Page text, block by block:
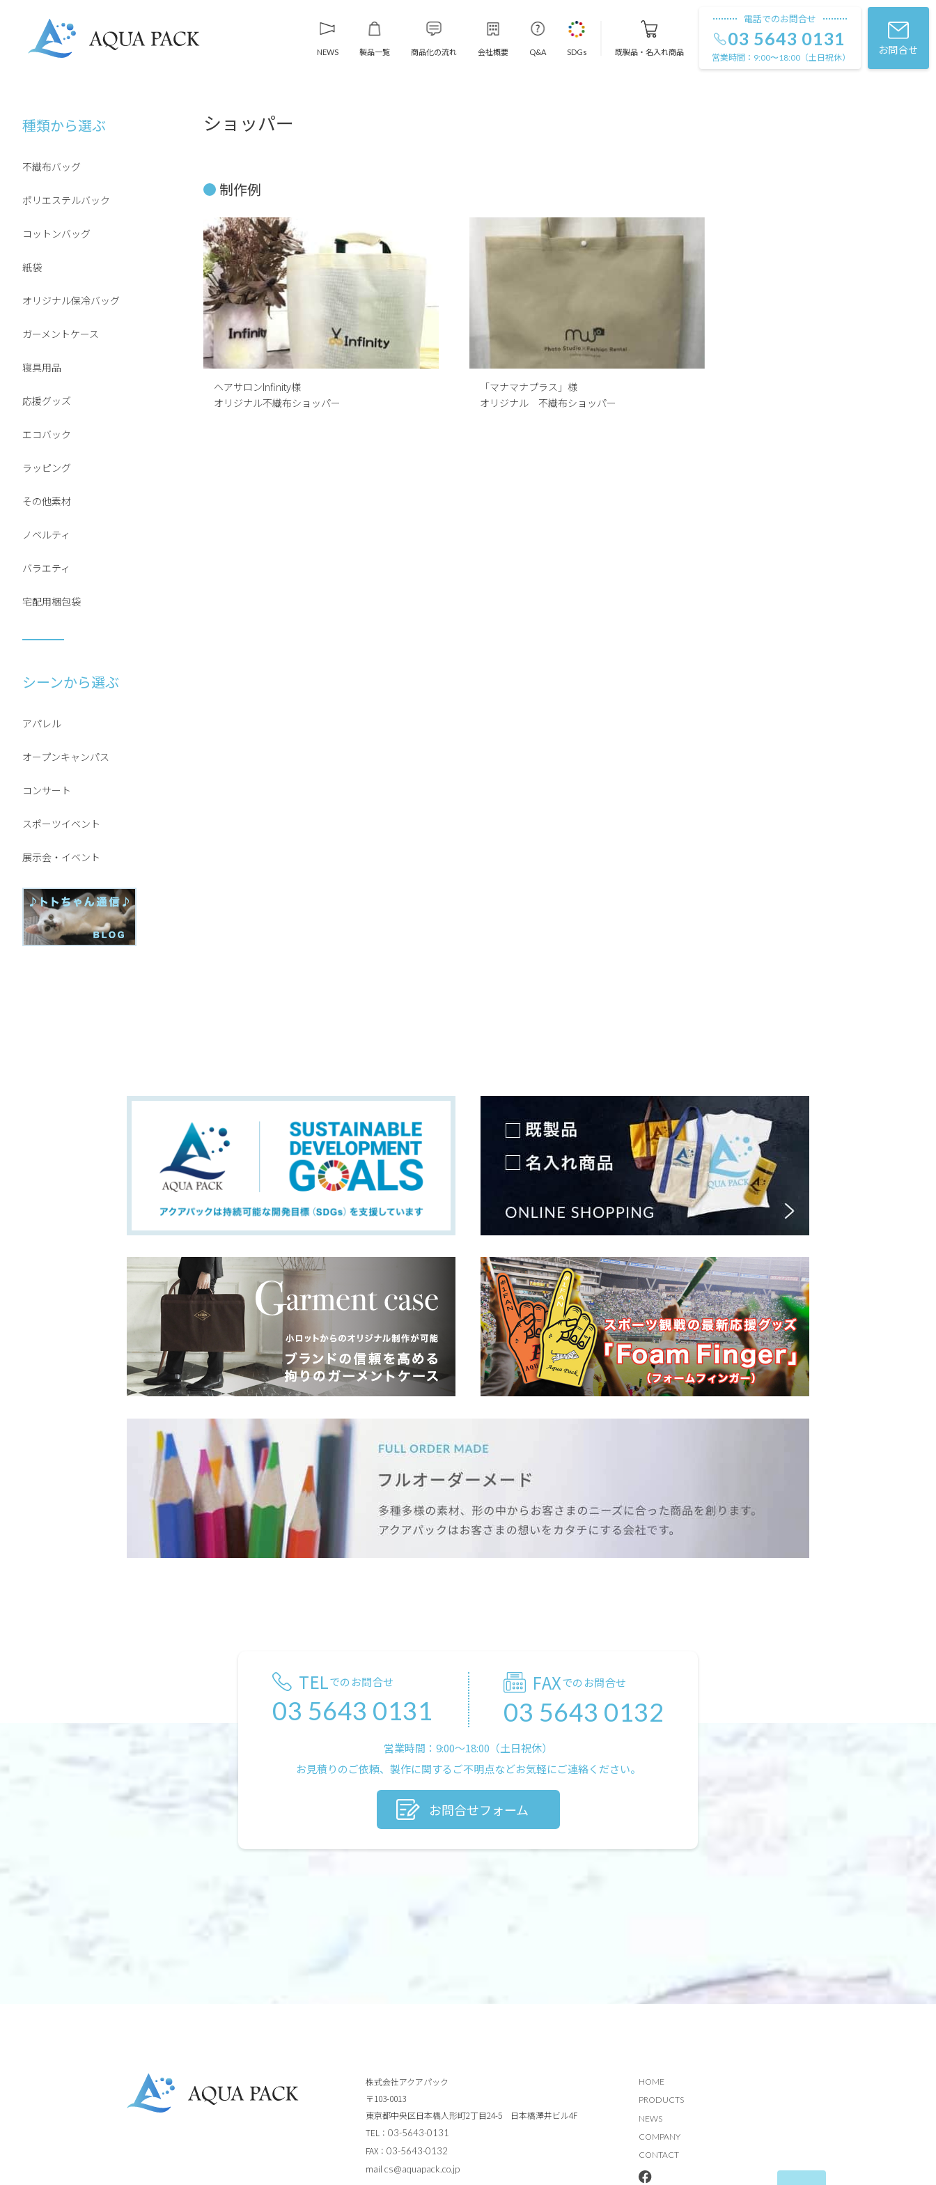
NEWS 製品一覧 商品化の流れ 会社概要 Q&A SDGs 既製品・名入れ商品
電話でのお問合せ
03 5643 0131
営業時間： 9:00〜18:00（土日祝休）
お問合せ
種類から選ぶ
不織布バッグ
ポリエステルバック
コットンバッグ
紙袋
オリジナル保冷バッグ
ガーメントケース
寝具用品
応援グッズ
エコバック
ラッピング
その他素材
ノベルティ
バラエティ
宅配用梱包袋
シーンから選ぶ
アパレル
オープンキャンパス
コンサート
スポーツイベント
展示会・イベント
ショッパー
制作例
ヘアサロンInfinity様
オリジナル不織布ショッパー
「マナマナプラス」様
オリジナル 不織布ショッパー
TELでのお問合せ
03 5643 0131
FAXでのお問合せ
03 5643 0132
営業時間：9:00〜18:00（土日祝休）
お見積りのご依頼、製作に関するご不明点などお気軽にご連絡ください。
お問合せフォーム
株式会社アクアパック
〒103-0013
東京都中央区日本橋人形町2丁目24-5 日本橋澤井ビル4F
TEL： 03-5643-0131
FAX： 03-5643-0132
mail cs@aquapack.co.jp
HOME
PRODUCTS
NEWS
COMPANY
CONTACT